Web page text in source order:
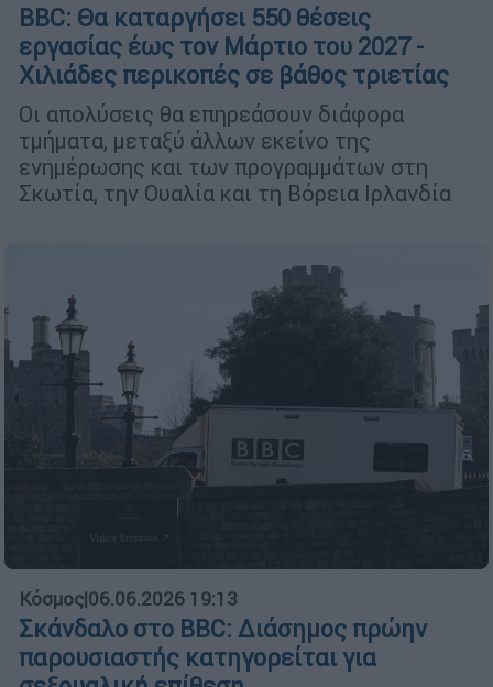
BBC: Θα καταργήσει 550 θέσεις
εργασίας έως τον Μάρτιο του 2027 -
Χιλιάδες περικοπές σε βάθος τριετίας
Οι απολύσεις θα επηρεάσουν διάφορα
τμήματα, μεταξύ άλλων εκείνο της
ενημέρωσης και των προγραμμάτων στη
Σκωτία, την Ουαλία και τη Βόρεια Ιρλανδία
Κόσμος|06.06.2026 19:13
Σκάνδαλο στο BBC: Διάσημος πρώην
παρουσιαστής κατηγορείται για